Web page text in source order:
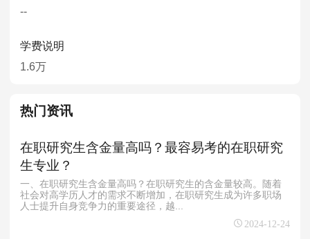
--
学费说明
1.6万
热门资讯
在职研究生含金量高吗？最容易考的在职研究
生专业？
一、在职研究生含金量高吗？在职研究生的含金量较高。随着
社会对高学历人才的需求不断增加，在职研究生成为许多职场
人士提升自身竞争力的重要途径，越...
2024-12-24